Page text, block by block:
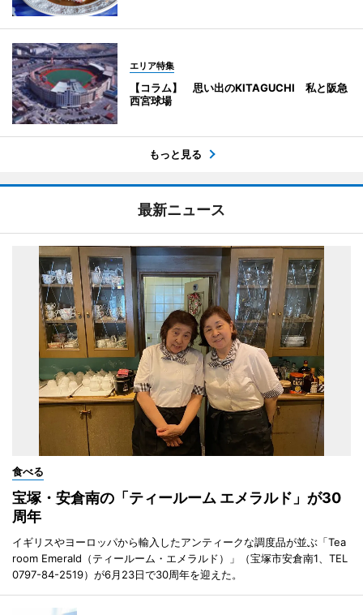
エリア特集
【コラム】 思い出のKITAGUCHI 私と阪急
西宮球場
もっと見る
最新ニュース
食べる
宝塚・安倉南の「ティールーム エメラルド」が30
周年
イギリスやヨーロッパから輸入したアンティークな調度品が並ぶ「Tea
room Emerald（ティールーム・エメラルド）」（宝塚市安倉南1、TEL
0797-84-2519）が6月23日で30周年を迎えた。